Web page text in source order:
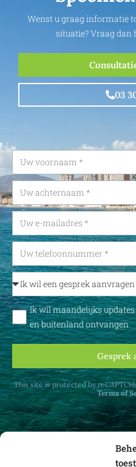
Wenst u graag informatie
situatie? Vraag dan
03
Ik wil maandelijks
en buitenland ontvangen
Gesprek
This site is protected by
Terms of